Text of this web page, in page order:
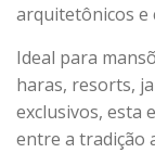
arquitetônicos e
Ideal para
haras, resorts,
exclusivos, esta
entre a tradição